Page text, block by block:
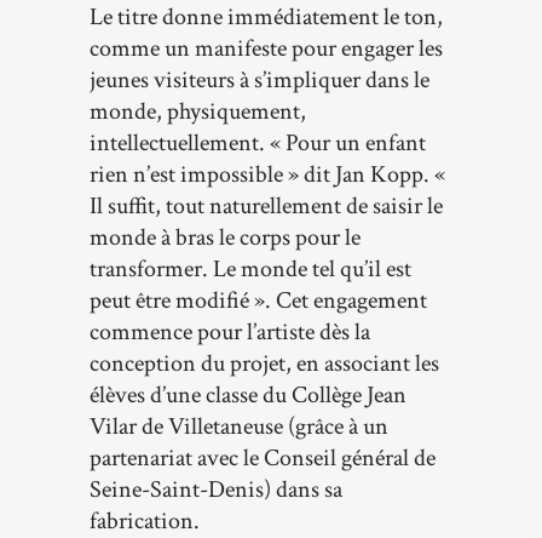
Le titre donne immédiatement le ton,
comme un manifeste pour engager les
jeunes visiteurs à s’impliquer dans le
monde, physiquement,
intellectuellement. « Pour un enfant
rien n’est impossible » dit Jan Kopp. «
Il suffit, tout naturellement de saisir le
monde à bras le corps pour le
transformer. Le monde tel qu’il est
peut être modifié ». Cet engagement
commence pour l’artiste dès la
conception du projet, en associant les
élèves d’une classe du Collège Jean
Vilar de Villetaneuse (grâce à un
partenariat avec le Conseil général de
Seine-Saint-Denis) dans sa
fabrication.